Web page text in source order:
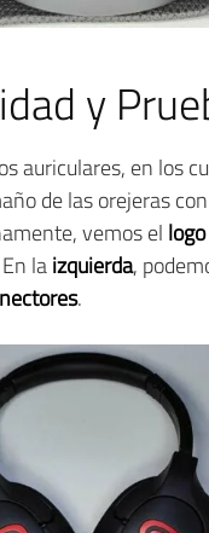
y
auriculares, en los
de las orejeras
vemos el
laizquierda,
.